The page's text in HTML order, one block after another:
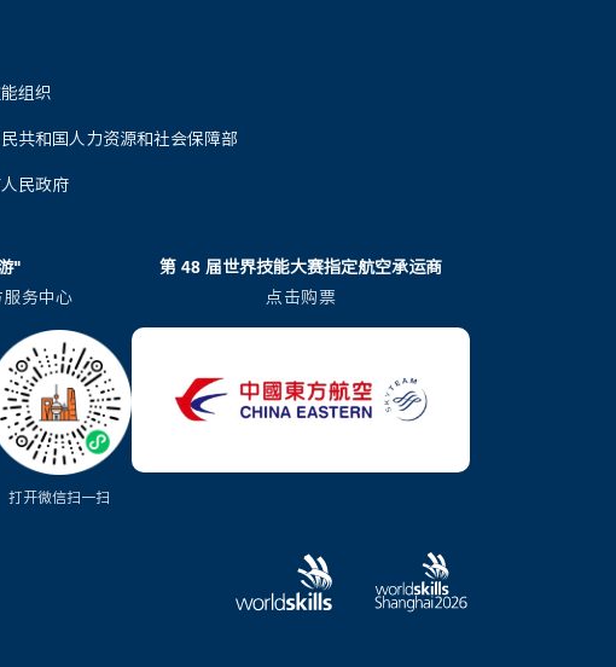
组织
共和国人力资源和社会保障部
民政府
"
务中心
打开微信扫一扫
第 48 届世界技能大赛指定航空承运商
点击购票